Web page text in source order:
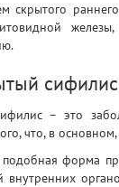
скрытого
сифилис
– это
что, в
форма
внутренних